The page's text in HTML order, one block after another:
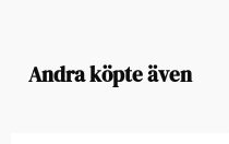
Andra köpte även